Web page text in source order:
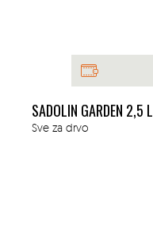
SADOLIN GARDEN 2,5 L
Sve za drvo